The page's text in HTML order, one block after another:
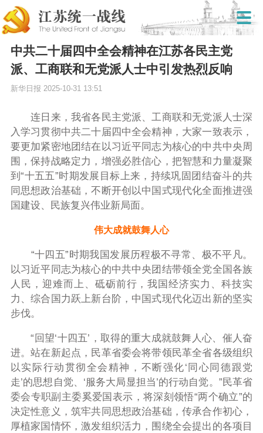
中共二十届四中全会精神在江苏各民主党
派、工商联和无党派人士中引发热烈反响
新华日报 2025-10-31 13:51
连日来，我省各民主党派、工商联和无党派人士深
入学习贯彻中共二十届四中全会精神，大家一致表示，
要更加紧密地团结在以习近平同志为核心的中共中央周
围，保持战略定力，增强必胜信心，把智慧和力量凝聚
到“十五五”时期发展目标上来，持续巩固团结奋斗的共
同思想政治基础，不断开创以中国式现代化全面推进强
国建设、民族复兴伟业新局面。
伟大成就鼓舞人心
“十四五”时期我国发展历程极不寻常、极不平凡。
以习近平同志为核心的中共中央团结带领全党全国各族
人民，迎难而上、砥砺前行，我国经济实力、科技实
力、综合国力跃上新台阶，中国式现代化迈出新的坚实
步伐。
“回望‘十四五’，取得的重大成就鼓舞人心、催人奋
进。站在新起点，民革省委会将带领民革全省各级组织
以实际行动贯彻全会精神，不断强化‘同心同德跟党
走’的思想自觉、‘服务大局显担当’的行动自觉。”民革省
委会专职副主委奚爱国表示，将深刻领悟“两个确立”的
决定性意义，筑牢共同思想政治基础，传承合作初心，
厚植家国情怀，激发组织活力，围绕全会提出的各项目